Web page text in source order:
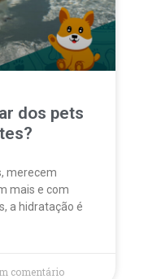
dos pets
merecem
mais e com
a hidratação é
comentário